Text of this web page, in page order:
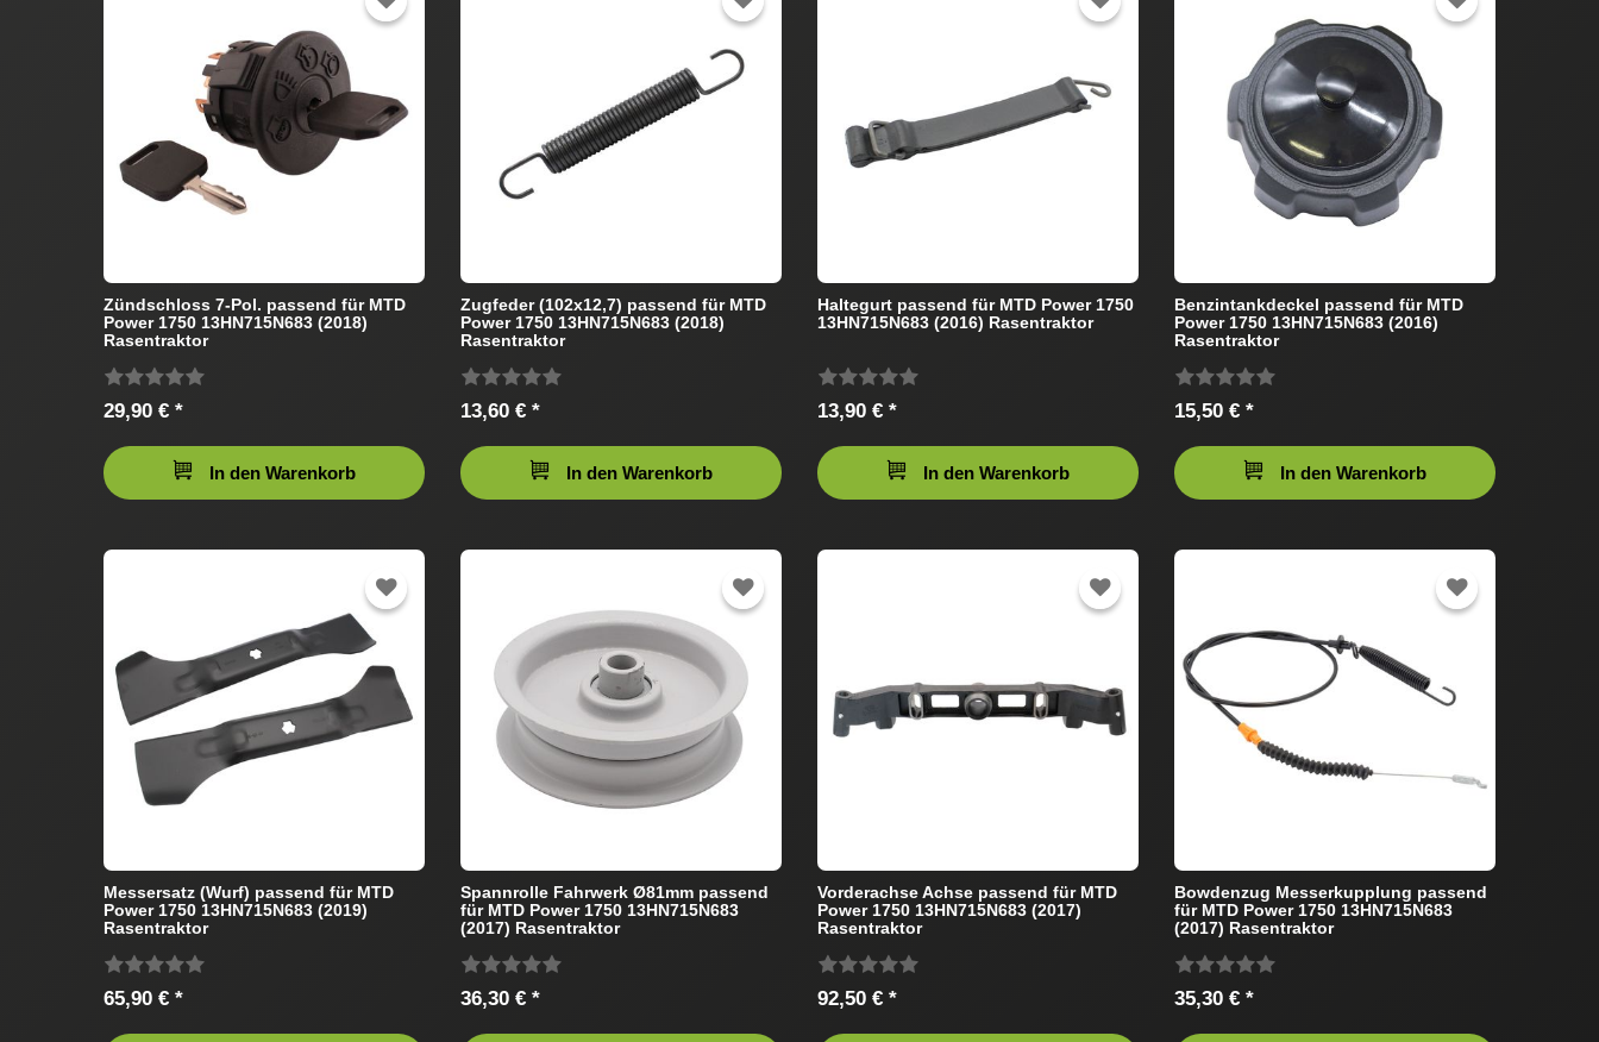
Zündschloss 7-Pol. passend für MTD
Power 1750 13HN715N683 (2018)
Rasentraktor
29,90 € *
In den Warenkorb
Zugfeder (102x12,7) passend für MTD
Power 1750 13HN715N683 (2018)
Rasentraktor
13,60 € *
In den Warenkorb
Haltegurt passend für MTD Power 1750
13HN715N683 (2016) Rasentraktor
13,90 € *
In den Warenkorb
Benzintankdeckel passend für MTD
Power 1750 13HN715N683 (2016)
Rasentraktor
15,50 € *
In den Warenkorb
Messersatz (Wurf) passend für MTD
Power 1750 13HN715N683 (2019)
Rasentraktor
65,90 € *
Spannrolle Fahrwerk Ø81mm passend
für MTD Power 1750 13HN715N683
(2017) Rasentraktor
36,30 € *
Vorderachse Achse passend für MTD
Power 1750 13HN715N683 (2017)
Rasentraktor
92,50 € *
Bowdenzug Messerkupplung passend
für MTD Power 1750 13HN715N683
(2017) Rasentraktor
35,30 € *